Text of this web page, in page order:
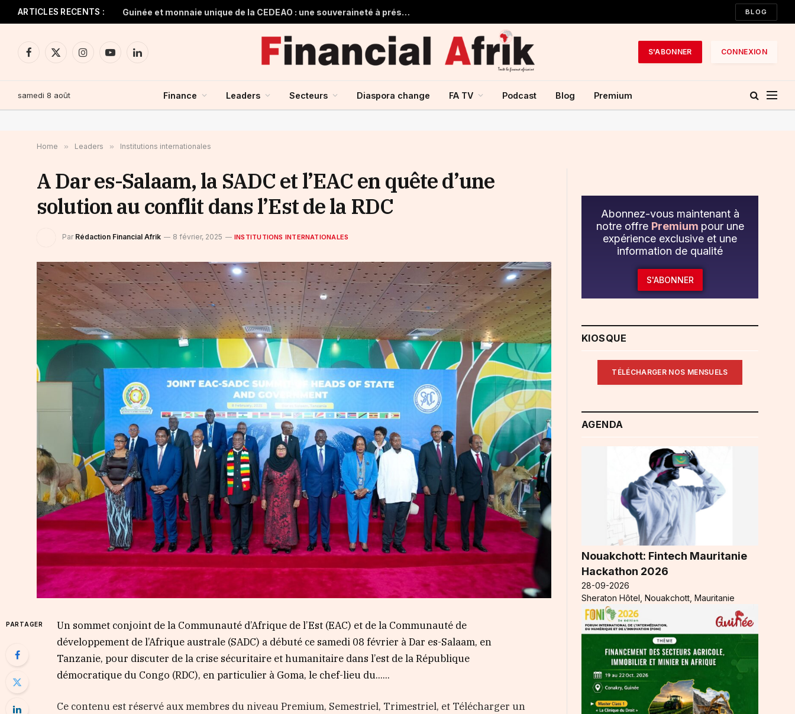
ARTICLES RECENTS : Guinée et monnaie unique de la CEDEAO : une souveraineté à préserver, une intégration à repenser BLOG
Facebook
X
InstagramYouTubeLinkedIn
S'ABONNER CONNEXION
samedi 8 août Finance Leaders Secteurs Diaspora change FA TV Podcast Blog Premium
Home » Leaders » Institutions internationales
A Dar es-Salaam, la SADC et l’EAC en quête d’une
solution au conflit dans l’Est de la RDC
Par Rédaction Financial Afrik 8 février, 2025 INSTITUTIONS INTERNATIONALES
PARTAGER
Un sommet conjoint de la Communauté d’Afrique de l’Est (EAC) et de la Communauté de
développement de l’Afrique australe (SADC) a débuté ce samedi 08 février à Dar es-Salaam, en
Tanzanie, pour discuter de la crise sécuritaire et humanitaire dans l’est de la République
démocratique du Congo (RDC), en particulier à Goma, le chef-lieu du…...
Ce contenu est réservé aux membres du niveau Premium, Semestriel, Trimestriel, et Télécharger un
Abonnez-vous maintenant à
notre offre Premium pour une
expérience exclusive et une
information de qualité
S'ABONNER
KIOSQUE
TÉLÉCHARGER NOS MENSUELS
AGENDA
Nouakchott: Fintech Mauritanie
Hackathon 2026
28-09-2026
Sheraton Hôtel, Nouakchott, Mauritanie